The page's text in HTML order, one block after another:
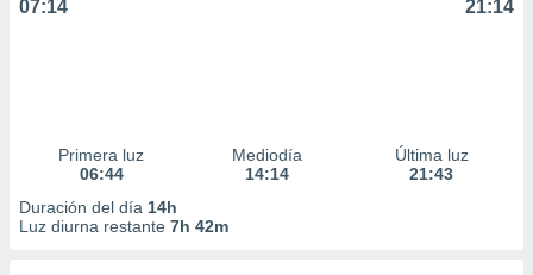
07:14 21:14
Primera luz
06:44
Mediodía
14:14
Última luz
21:43
Duración del día 14h
Luz diurna restante 7h 42m